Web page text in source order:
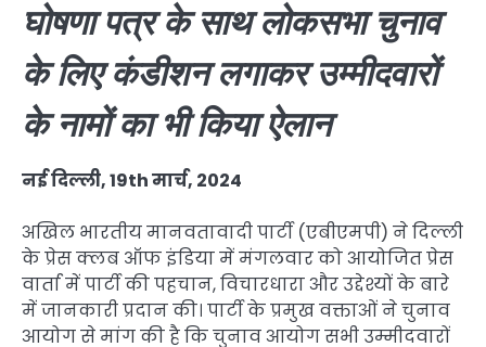
घोषणा पत्र के साथ लोकसभा चुनाव
के लिए कंडीशन लगाकर उम्मीदवारों
के नामों का भी किया ऐलान
नई दिल्ली, 19th मार्च, 2024
अखिल भारतीय मानवतावादी पार्टी (एबीएमपी) ने दिल्ली
के प्रेस क्लब ऑफ इंडिया में मंगलवार को आयोजित प्रेस
वार्ता में पार्टी की पहचान, विचारधारा और उद्देश्यों के बारे
में जानकारी प्रदान की। पार्टी के प्रमुख वक्ताओं ने चुनाव
आयोग से मांग की है कि चुनाव आयोग सभी उम्मीदवारों